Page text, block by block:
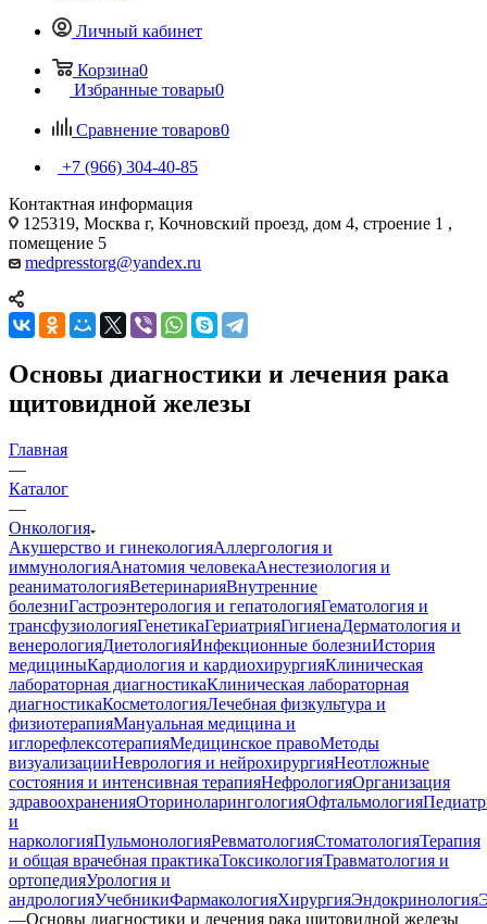
Личный кабинет
Корзина0
Избранные товары0
Сравнение товаров0
+7 (966) 304-40-85
Контактная информация
125319, Москва г, Кочновский проезд, дом 4, строение 1 ,
помещение 5
medpresstorg@yandex.ru
Основы диагностики и лечения рака
щитовидной железы
Главная
—
Каталог
—
Онкология
Акушерство и гинекологияАллергология и
иммунологияАнатомия человекаАнестезиология и
реаниматологияВетеринарияВнутренние
болезниГастроэнтерология и гепатологияГематология и
трансфузиологияГенетикаГериатрияГигиенаДерматология и
венерологияДиетологияИнфекционные болезниИстория
медициныКардиология и кардиохирургияКлиническая
лабораторная диагностикаКлиническая лабораторная
диагностикаКосметологияЛечебная физкультура и
физиотерапияМануальная медицина и
иглорефлексотерапияМедицинское правоМетоды
визуализацииНеврология и нейрохирургияНеотложные
состояния и интенсивная терапияНефрологияОрганизация
здравоохраненияОториноларингологияОфтальмология
и
наркологияПульмонологияРевматологияСтоматологияТерапия
и общая врачебная практикаТоксикологияТравматология и
ортопедияУрология и
андрологияУчебникиФармакологияХирургияЭндокринология
—Основы диагностики и лечения рака щитовидной железы